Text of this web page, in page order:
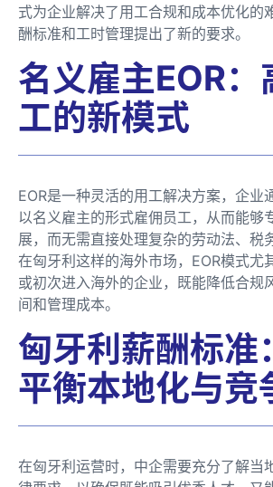
式为企业解决了用工合规和成本优化的
酬标准和工时管理提出了新的要求。
名义雇主EOR：
工的新模式
EOR是一种灵活的用工解决方案，企业
以名义雇主的形式雇佣员工，从而能够
展，而无需直接处理复杂的劳动法、税
在匈牙利这样的海外市场，EOR模式尤
或初次进入海外的企业，既能降低合规
间和管理成本。
匈牙利薪酬标准
平衡本地化与竞
在匈牙利运营时，中企需要充分了解当